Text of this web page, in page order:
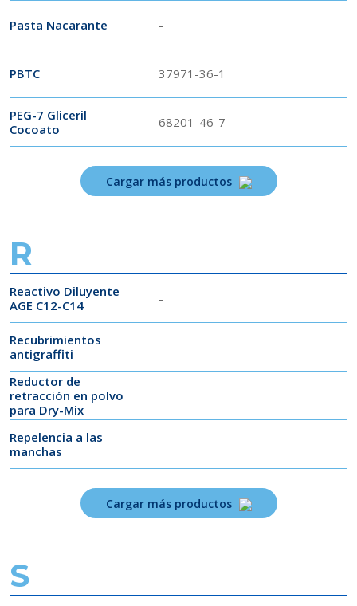
Pasta Nacarante -
PBTC 37971-36-1
PEG-7 Gliceril
Cocoato
68201-46-7
Cargar más productos
R
Reactivo Diluyente
AGE C12-C14
-
Recubrimientos
antigraffiti
Reductor de
retracción en polvo
para Dry-Mix
Repelencia a las
manchas
Cargar más productos
S